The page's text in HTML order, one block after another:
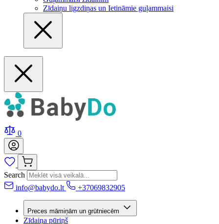
Zīdaiņu ligzdiņas un Ietināmie guļammaisi
0
Search
info@babydo.lt
+37069832905
Preces māmiņām un grūtniecēm
Zīdaiņa pūriņš